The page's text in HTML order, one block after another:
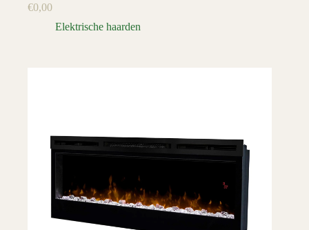
€0,00
Elektrische haarden